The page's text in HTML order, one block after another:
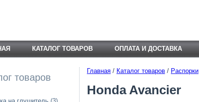
КАТАЛОГ ТОВАРОВ ОПЛАТА И ДОСТАВКА
товаров
Главная / Каталог товаров / Распорки
Honda Avancier